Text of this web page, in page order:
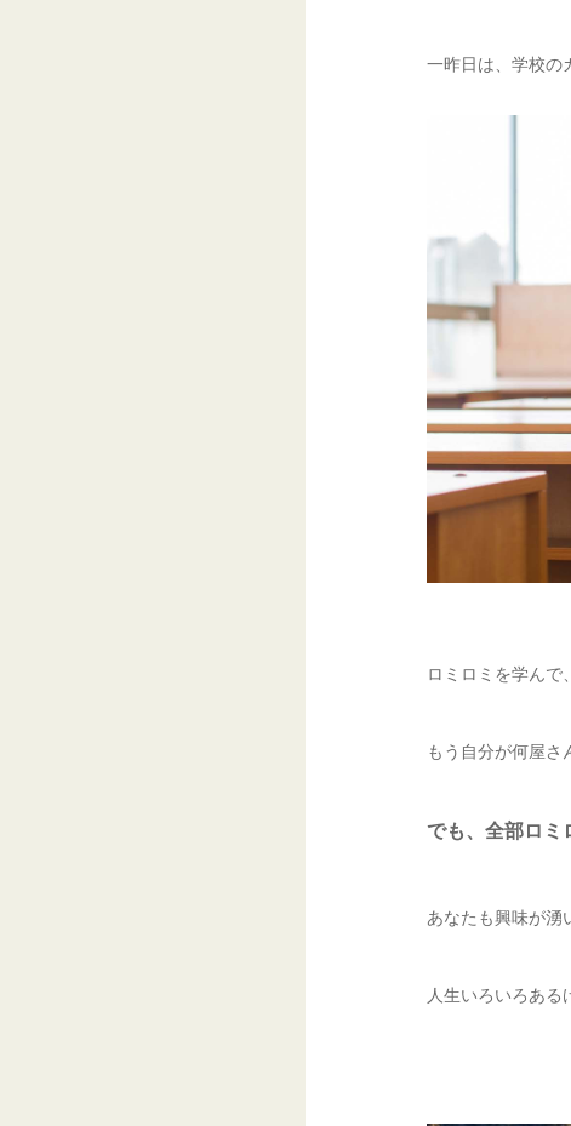
一昨日は、学校の
ロミロミを学んで
もう自分が何屋
でも、全部ロミ
あなたも興味が湧
人生いろいろある